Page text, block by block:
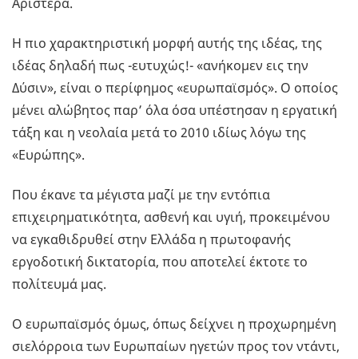
Η πιο χαρακτηριστική μορφή αυτής της ιδέας, της
ιδέας δηλαδή πως -ευτυχώς!- «ανήκομεν εις την
Δύσιν», είναι ο περίφημος «ευρωπαϊσμός». Ο οποίος
μένει αλώβητος παρ’ όλα όσα υπέστησαν η εργατική
τάξη και η νεολαία μετά το 2010 ιδίως λόγω της
«Ευρώπης».
Που έκανε τα μέγιστα μαζί με την εντόπια
επιχειρηματικότητα, ασθενή και υγιή, προκειμένου
να εγκαθιδρυθεί στην Ελλάδα η πρωτοφανής
εργοδοτική δικτατορία, που αποτελεί έκτοτε το
πολίτευμά μας.
Ο ευρωπαϊσμός όμως, όπως δείχνει η προχωρημένη
σιελόρροια των Ευρωπαίων ηγετών προς τον ντάντι,